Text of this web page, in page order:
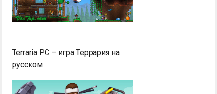
Terraria PC – игра Террария на
русском